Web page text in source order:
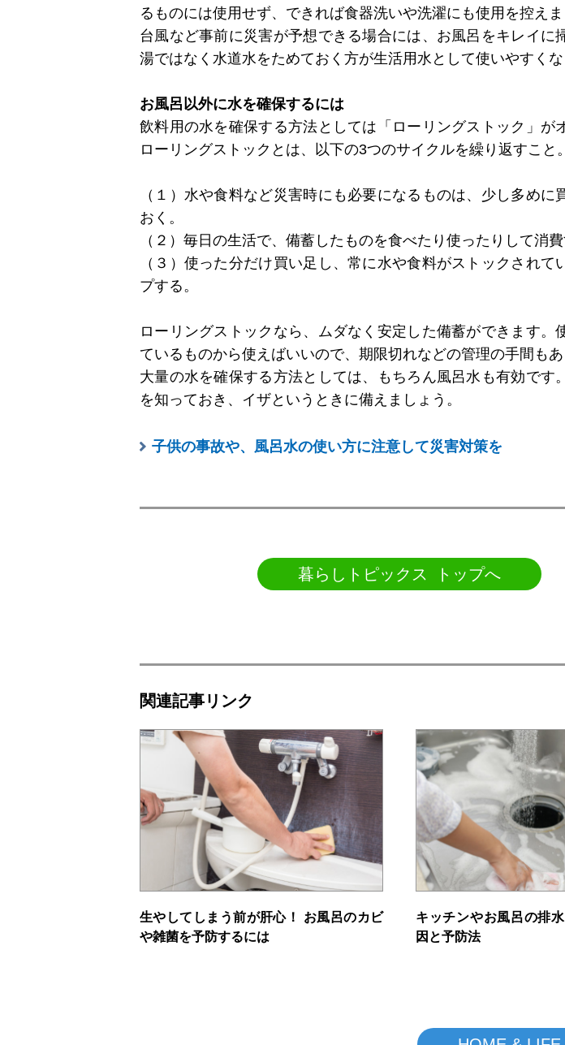
るものには使用せず、できれば食器洗いや洗濯にも使用を控えま
台風など事前に災害が予想できる場合には、お風呂をキレイに
湯ではなく水道水をためておく方が生活用水として使いやすくな
お風呂以外に水を確保するには
飲料用の水を確保する方法としては「ローリングストック」が
ローリングストックとは、以下の3つのサイクルを繰り返すこと。
（１）水や食料など災害時にも必要になるものは、少し多めに
おく。
（２）毎日の生活で、備蓄したものを食べたり使ったりして消費
（３）使った分だけ買い足し、常に水や食料がストックされて
プする。
ローリングストックなら、ムダなく安定した備蓄ができます。
ているものから使えばいいので、期限切れなどの管理の手間もあ
大量の水を確保する方法としては、もちろん風呂水も有効です
を知っておき、イザというときに備えましょう。
子供の事故や、風呂水の使い方に注意して災害対策を
暮らしトピックス トップへ
関連記事リンク
キッチンやお風呂の排
因と予防法
生やしてしまう前が肝心！ お風呂のカビ
や雑菌を予防するには